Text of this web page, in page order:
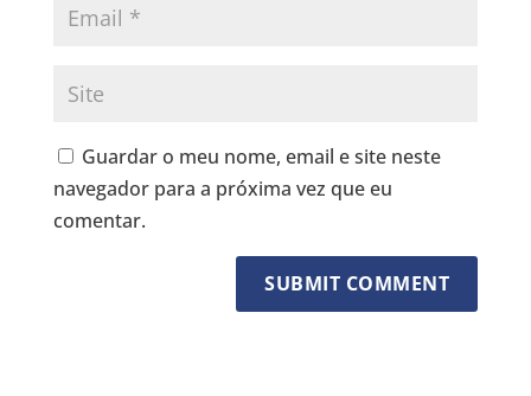
Guardar o meu nome, email e site neste
navegador para a próxima vez que eu
comentar.